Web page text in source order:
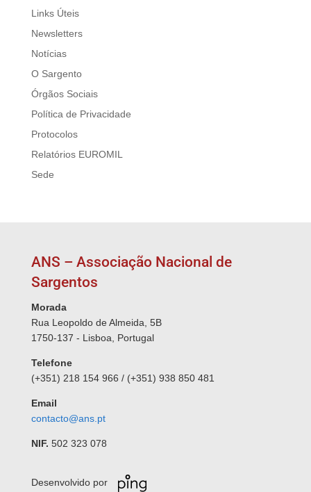
Links Úteis
Newsletters
Notícias
O Sargento
Órgãos Sociais
Política de Privacidade
Protocolos
Relatórios EUROMIL
Sede
ANS – Associação Nacional de
Sargentos
Morada
Rua Leopoldo de Almeida, 5B
1750-137 - Lisboa, Portugal
Telefone
(+351) 218 154 966 / (+351) 938 850 481
Email
contacto@ans.pt
NIF. 502 323 078
Desenvolvido por